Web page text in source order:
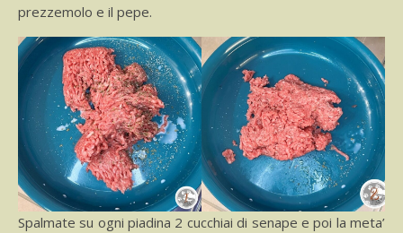
prezzemolo e il pepe.
Spalmate su ogni piadina 2 cucchiai di senape e poi la meta’